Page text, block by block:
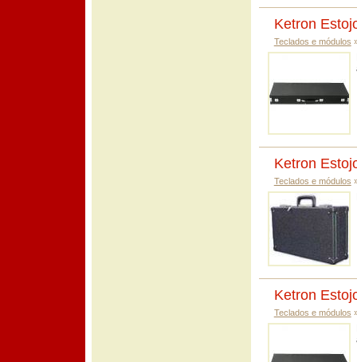
Ketron
Teclados e módulos
Ketron
Teclados e módulos
Ketron
Teclados e módulos